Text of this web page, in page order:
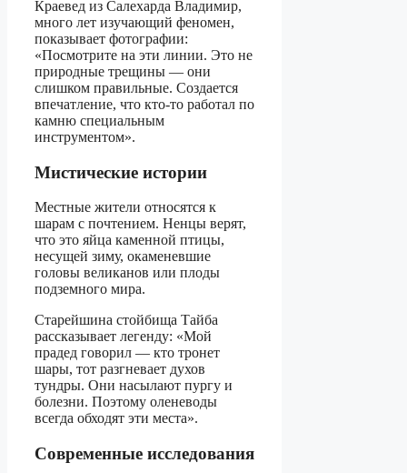
Краевед из Салехарда Владимир,
много лет изучающий феномен,
показывает фотографии:
«Посмотрите на эти линии. Это не
природные трещины — они
слишком правильные. Создается
впечатление, что кто-то работал по
камню специальным
инструментом».
Мистические истории
Местные жители относятся к
шарам с почтением. Ненцы верят,
что это яйца каменной птицы,
несущей зиму, окаменевшие
головы великанов или плоды
подземного мира.
Старейшина стойбища Тайба
рассказывает легенду: «Мой
прадед говорил — кто тронет
шары, тот разгневает духов
тундры. Они насылают пургу и
болезни. Поэтому оленеводы
всегда обходят эти места».
Современные исследования